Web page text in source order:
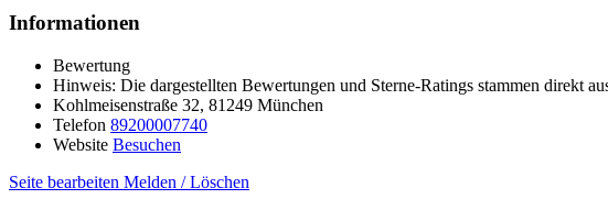
Informationen
Bewertung
Hinweis: Die dargestellten Bewertungen und Sterne-Ratings stammen direkt
Kohlmeisenstraße 32, 81249 München
Telefon 89200007740
Website Besuchen
Seite bearbeiten Melden / Löschen